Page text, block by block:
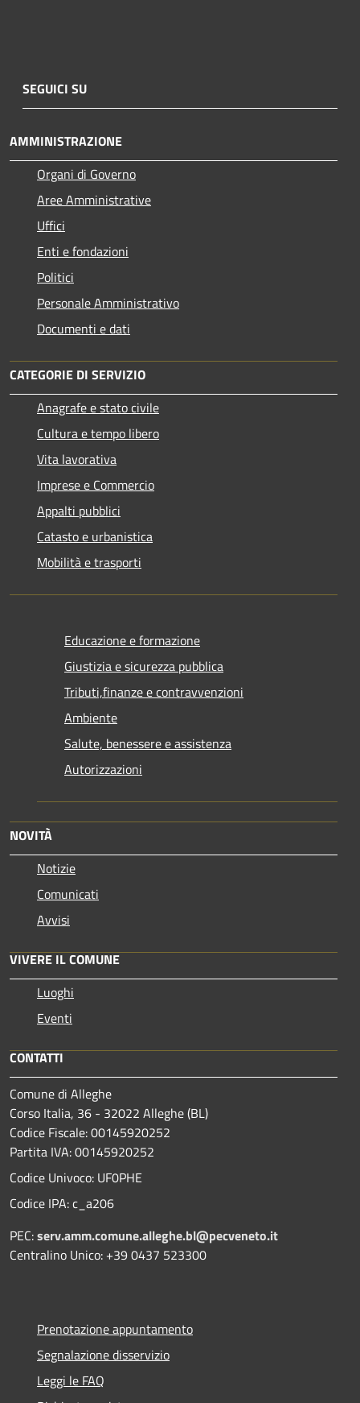
SEGUICI SU
AMMINISTRAZIONE
Organi di Governo
Aree Amministrative
Uffici
Enti e fondazioni
Politici
Personale Amministrativo
Documenti e dati
CATEGORIE DI SERVIZIO
Anagrafe e stato civile
Cultura e tempo libero
Vita lavorativa
Imprese e Commercio
Appalti pubblici
Catasto e urbanistica
Mobilità e trasporti
Educazione e formazione
Giustizia e sicurezza pubblica
Tributi,finanze e contravvenzioni
Ambiente
Salute, benessere e assistenza
Autorizzazioni
NOVITÀ
Notizie
Comunicati
Avvisi
VIVERE IL COMUNE
Luoghi
Eventi
CONTATTI
Comune di Alleghe
Corso Italia, 36 - 32022 Alleghe (BL)
Codice Fiscale: 00145920252
Partita IVA: 00145920252
Codice Univoco: UF0PHE
Codice IPA: c_a206
PEC:serv.amm.comune.alleghe.bl@pecveneto.it
Centralino Unico: +39 0437 523300
Prenotazione appuntamento
Segnalazione disservizio
Leggi le FAQ